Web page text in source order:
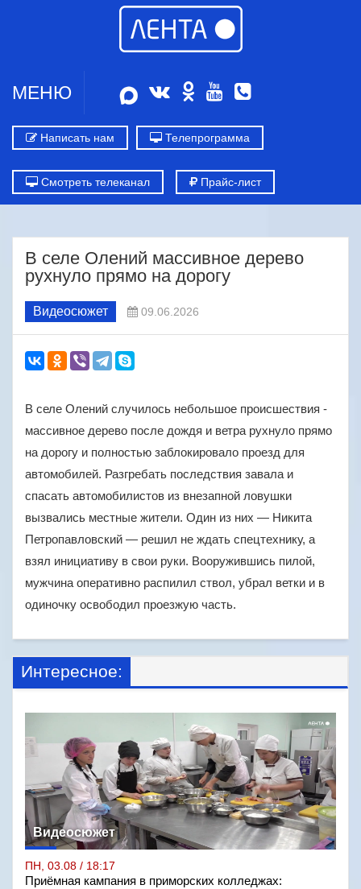
МЕНЮ
Написать нам Телепрограмма
Смотреть телеканал Прайс-лист
В селе Олений массивное дерево
рухнуло прямо на дорогу
Видеосюжет 09.06.2026
В селе Олений случилось небольшое происшествия -
массивное дерево после дождя и ветра рухнуло прямо
на дорогу и полностью заблокировало проезд для
автомобилей. Разгребать последствия завала и
спасать автомобилистов из внезапной ловушки
вызвались местные жители. Один из них — Никита
Петропавловский — решил не ждать спецтехнику, а
взял инициативу в свои руки. Вооружившись пилой,
мужчина оперативно распилил ствол, убрал ветки и в
одиночку освободил проезжую часть.
Интересное:
Видеосюжет
ПН, 03.08 / 18:17
Приёмная кампания в приморских колледжах: